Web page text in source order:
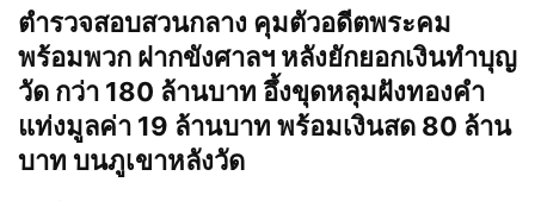
ตำรวจสอบสวนกลาง คุมตัวอดีตพระคม
พร้อมพวก ฝากขังศาลฯ หลังยักยอกเงินทำบุญ
วัด กว่า 180 ล้านบาท อึ้งขุดหลุมฝังทองคำ
แท่งมูลค่า 19 ล้านบาท พร้อมเงินสด 80 ล้าน
บาท บนภูเขาหลังวัด